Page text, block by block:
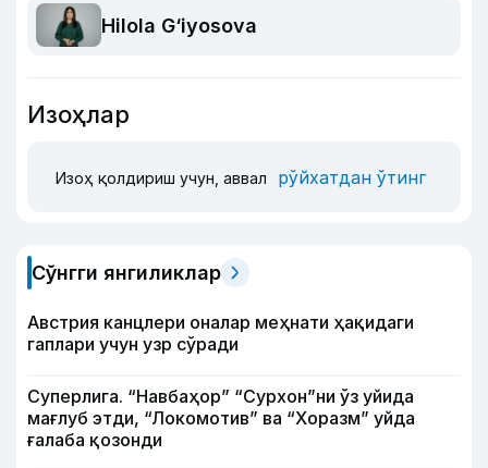
Hilola G‘iyosova
Изоҳлар
Изоҳ қолдириш учун, аввал рўйхатдан ўтинг
Сўнгги янгиликлар
Австрия канцлери оналар меҳнати ҳақидаги
гаплари учун узр сўради
Суперлига. “Навбаҳор” “Сурхон”ни ўз уйида
мағлуб этди, “Локомотив” ва “Хоразм” уйда
ғалаба қозонди